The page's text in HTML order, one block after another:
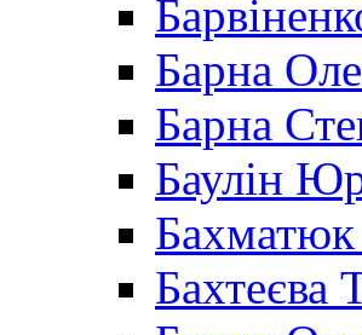
Барна
Барна
Баулін
Бахтеєва